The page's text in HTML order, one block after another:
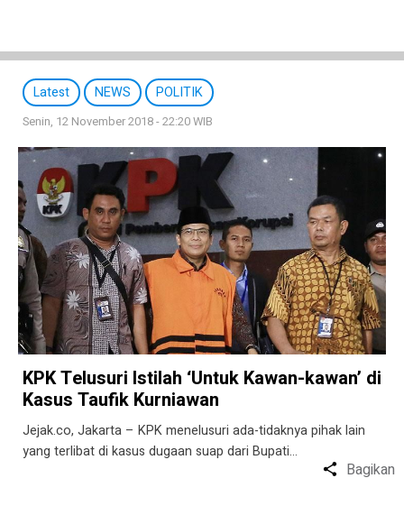
Latest NEWS POLITIK
Senin, 12 November 2018 - 22:20 WIB
KPK Telusuri Istilah ‘Untuk Kawan-kawan’ di
Kasus Taufik Kurniawan
Jejak.co, Jakarta – KPK menelusuri ada-tidaknya pihak lain
yang terlibat di kasus dugaan suap dari Bupati…
Bagikan